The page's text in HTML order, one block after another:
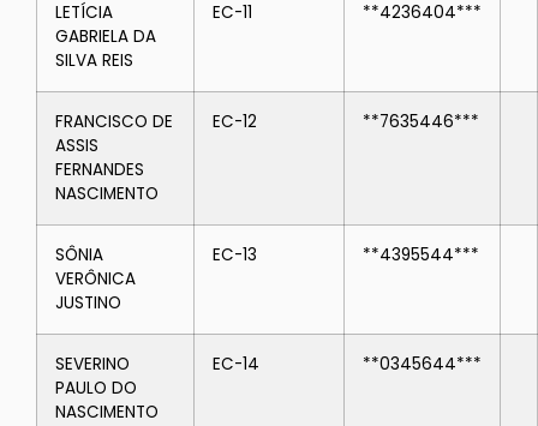
LETÍCIA
GABRIELA DA
SILVA REIS
EC-11 **4236404***
FRANCISCO DE
ASSIS
FERNANDES
NASCIMENTO
EC-12 **7635446***
SÔNIA
VERÔNICA
JUSTINO
EC-13 **4395544***
SEVERINO
PAULO DO
NASCIMENTO
EC-14 **0345644***